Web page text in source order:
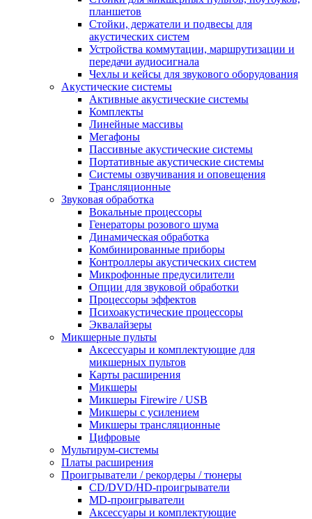
планшетов
Стойки, держатели и подвесы для
акустических систем
Устройства коммутации, маршрутизации и
передачи аудиосигнала
Чехлы и кейсы для звукового оборудования
Акустические системы
Активные акустические системы
Комплекты
Линейные массивы
Мегафоны
Пассивные акустические системы
Портативные акустические системы
Системы озвучивания и оповещения
Трансляционные
Звуковая обработка
Вокальные процессоры
Генераторы розового шума
Динамическая обработка
Комбинированные приборы
Контроллеры акустических систем
Микрофонные предусилители
Опции для звуковой обработки
Процессоры эффектов
Психоакустические процессоры
Эквалайзеры
Микшерные пульты
Аксессуары и комплектующие для
микшерных пультов
Карты расширения
Микшеры
Микшеры Firewire / USB
Микшеры с усилением
Микшеры трансляционные
Цифровые
Мультирум-системы
Платы расширения
Проигрыватели / рекордеры / тюнеры
CD/DVD/HD-проигрыватели
MD-проигрыватели
Аксессуары и комплектующие